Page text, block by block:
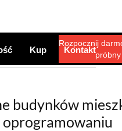
Kup Kontakt
Rozpocznij
próbny
budynków